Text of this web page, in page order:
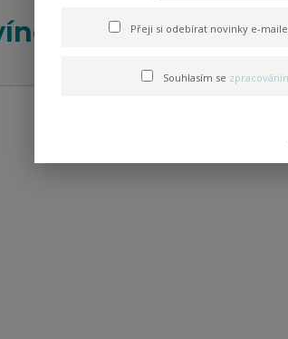
Přeji si odebírat novinky e-
Souhlasím se